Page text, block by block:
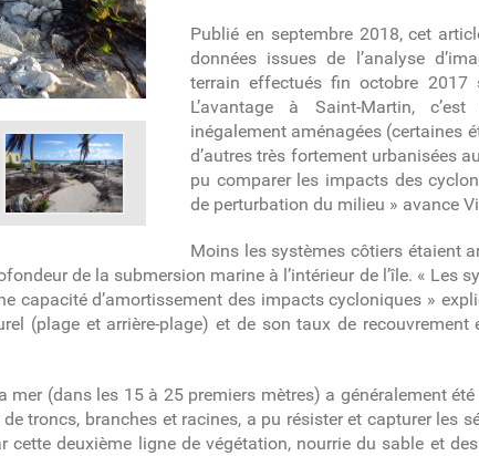
Publié en septembre 2018, cet
données issues de l’analyse
terrain effectués fin octobre
L’avantage à Saint-Martin,
inégalement aménagées (certaines
d’autres très fortement urbanisées
pu comparer les impacts des
de perturbation du milieu » avance
Moins les systèmes côtiers étaient
de la submersion marine à l’intérieur de l’île. « Les
capacité d’amortissement des impacts cycloniques »
(plage et arrière-plage) et de son taux de recouvrement
(dans les 15 à 25 premiers mètres) a généralement
troncs, branches et racines, a pu résister et capturer les
cette deuxième ligne de végétation, nourrie du sable et